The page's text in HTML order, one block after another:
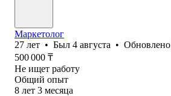
Маркетолог
27 лет • Был 4 августа • Обновлено
500 000 ₸
Не ищет работу
Общий опыт
8 лет 3 месяца